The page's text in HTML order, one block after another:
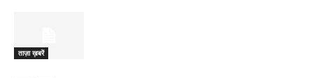
ताज़ा ख़बरें